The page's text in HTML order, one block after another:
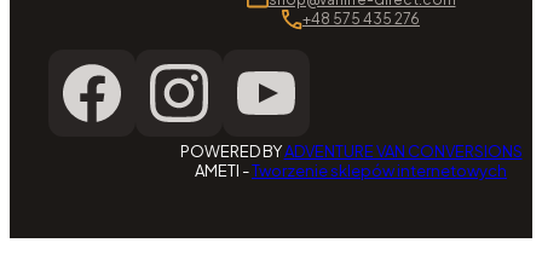
+48 575 435 276
POWERED BYADVENTURE VAN CONVERSIONS
AMETI -Tworzenie sklepów internetowych